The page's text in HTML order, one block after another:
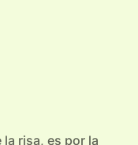
risa, es por la